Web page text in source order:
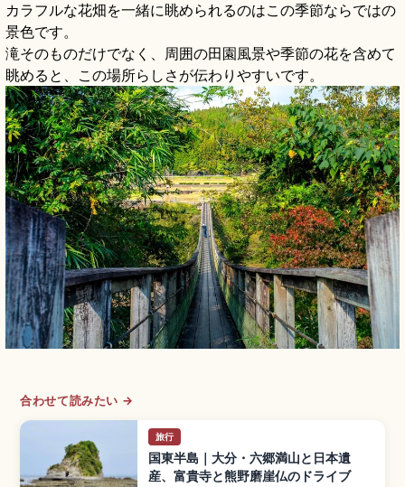
カラフルな花畑を一緒に眺められるのはこの季節ならではの
景色です。
滝そのものだけでなく、周囲の田園風景や季節の花を含めて
眺めると、この場所らしさが伝わりやすいです。
合わせて読みたい →
旅行
国東半島｜大分・六郷満山と日本遺
産、富貴寺と熊野磨崖仏のドライブ